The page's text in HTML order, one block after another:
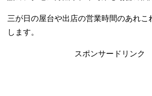
三が日の屋台や出店の営業時間のあれこ
します。
スポンサードリンク